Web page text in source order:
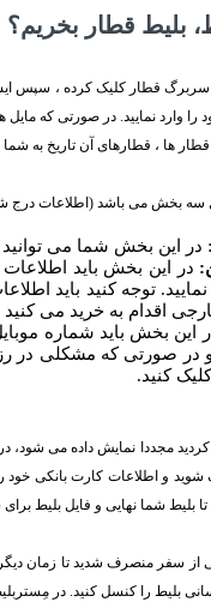
بلیط قطار بخریم؟
ها ، قطارهای آن تاریخ به شما
سه بخش می باشد (اطلاعات
در این بخش شما می
در این بخش باید
توجه کنید باید
اقدام به خرید می کنید
این بخش باید شماره
در صورتی که مشکلی در
کنید.
مجددا نمایش داده می
شوید و اطلاعات کارت بانکی
از سفر منصرف شدید تا زمان
بلیط را کنسل کنید. در